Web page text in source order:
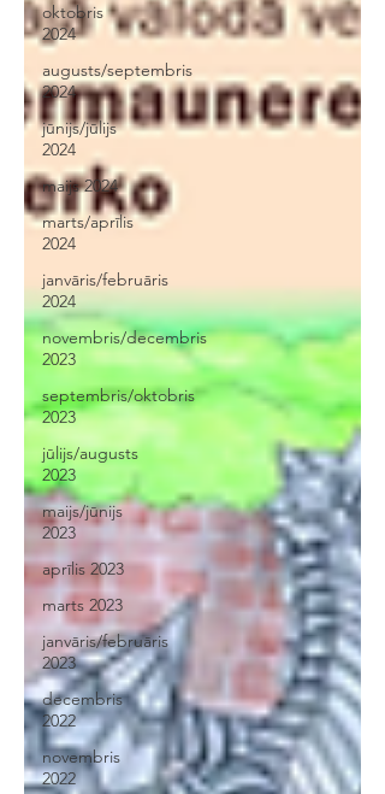
oktobris
2024
augusts/septembris
2024
jūnijs/jūlijs
2024
maijs 2024
marts/aprīlis
2024
janvāris/februāris
2024
novembris/decembris
2023
septembris/oktobris
2023
jūlijs/augusts
2023
maijs/jūnijs
2023
aprīlis 2023
marts 2023
janvāris/februāris
2023
decembris
2022
novembris
2022